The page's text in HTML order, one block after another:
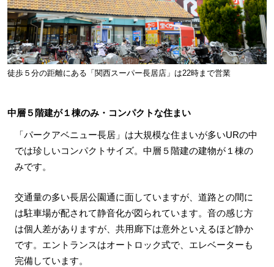
徒歩５分の距離にある「関西スーパー長居店」は22時まで営業
中層５階建が１棟のみ・コンパクトな住まい
「パークアベニュー長居」は大規模な住まいが多いURの中
では珍しいコンパクトサイズ。中層５階建の建物が１棟の
みです。
交通量の多い長居公園通に面していますが、道路との間に
は駐車場が配されて静音化が図られています。音の感じ方
は個人差がありますが、共用廊下は意外といえるほど静か
です。エントランスはオートロック式で、エレベーターも
完備しています。